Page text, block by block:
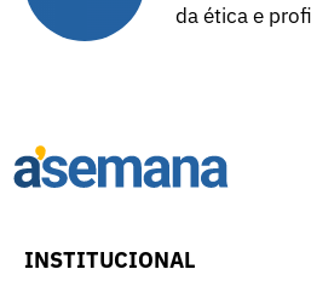
da ética e
INSTITUCIONAL